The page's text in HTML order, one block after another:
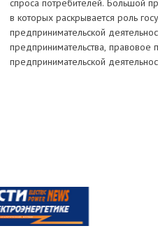
спроса потребителей. Большой
в которых раскрывается роль
предпринимательской
предпринимательства, правовое
предпринимательской